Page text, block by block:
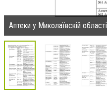
Аптеки у Миколаївскій області